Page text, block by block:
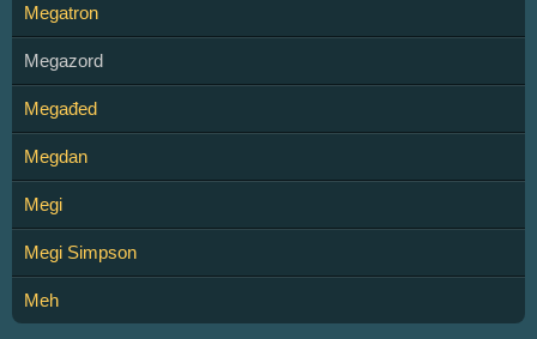
Megatron
Megazord
Megađed
Megdan
Megi
Megi Simpson
Meh